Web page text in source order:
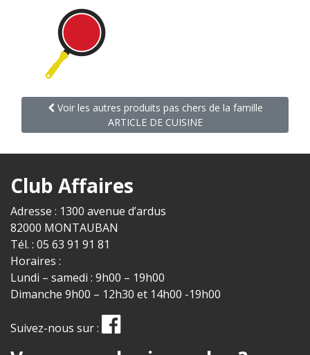
Voir les autres produits pas chers de la famille
ARTICLE DE CUISINE
Club Affaires
Adresse : 1300 avenue d’ardus
82000 MONTAUBAN
Tél. : 05 63 91 91 81
Horaires :
Lundi – samedi : 9h00 – 19h00
Dimanche 9h00 – 12h30 et 14h00 -19h00
Suivez-nous sur :